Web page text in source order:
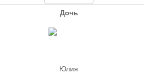
Дочь
Юлия